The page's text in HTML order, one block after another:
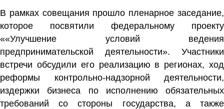
В рамках совещания прошло пленарное заседание,
которое посвятили федеральному проекту
««Улучшение условий ведения
предпринимательской деятельности». Участники
встречи обсудили его реализацию в регионах, ход
реформы контрольно-надзорной деятельности,
издержки бизнеса по исполнению обязательных
требований со стороны государства, а также